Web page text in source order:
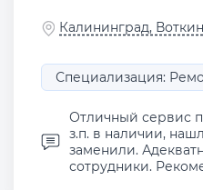
Калининград,
Специализация:
Отличный сервис
з.п. в наличии,
заменили.
сотрудники.